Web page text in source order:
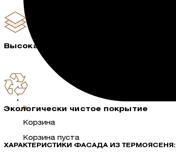
0
Корзина
Корзина пуста
Высокая тепло и звукоизоляция
Экологически чистое покрытие
ХАРАКТЕРИСТИКИ ФАСАДА ИЗ ТЕРМОЯСЕНЯ: